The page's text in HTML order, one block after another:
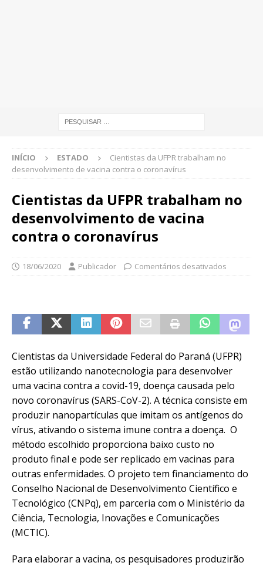
INÍCIO ESTADO
Cientistas da UFPR trabalham no
desenvolvimento de vacina contra o coronavírus
Cientistas da UFPR trabalham no
desenvolvimento de vacina
contra o coronavírus
18/06/2020 Publicador Comentários desativados
Cientistas da Universidade Federal do Paraná (UFPR)
estão utilizando nanotecnologia para desenvolver
uma vacina contra a covid-19, doença causada pelo
novo coronavírus (SARS-CoV-2). A técnica consiste em
produzir nanopartículas que imitam os antígenos do
vírus, ativando o sistema imune contra a doença. O
método escolhido proporciona baixo custo no
produto final e pode ser replicado em vacinas para
outras enfermidades. O projeto tem financiamento do
Conselho Nacional de Desenvolvimento Científico e
Tecnológico (CNPq), em parceria com o Ministério da
Ciência, Tecnologia, Inovações e Comunicações
(MCTIC).
Para elaborar a vacina, os pesquisadores produzirão